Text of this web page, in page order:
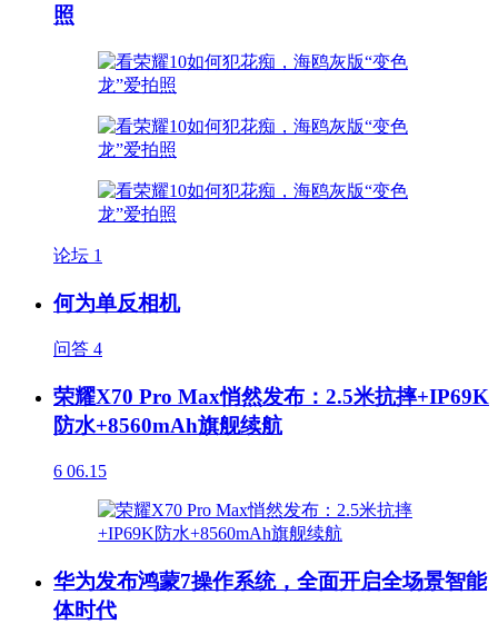
照
论坛 1
何为单反相机
问答 4
荣耀X70 Pro Max悄然发布：2.5米抗摔+IP69K
防水+8560mAh旗舰续航
6 06.15
华为发布鸿蒙7操作系统，全面开启全场景智能
体时代